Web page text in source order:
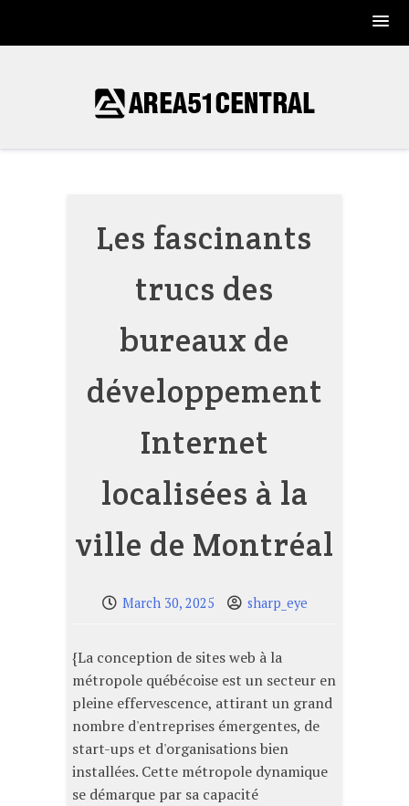
Les fascinants
trucs des
bureaux de
développement
Internet
localisées à la
ville de Montréal
March 30, 2025 sharp_eye
{La conception de sites web à la
métropole québécoise est un secteur en
pleine effervescence, attirant un grand
nombre d'entreprises émergentes, de
start-ups et d'organisations bien
installées. Cette métropole dynamique
se démarque par sa capacité